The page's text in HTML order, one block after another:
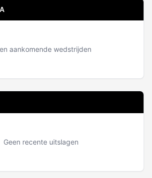
aankomende wedstrijden
Geen recente uitslagen